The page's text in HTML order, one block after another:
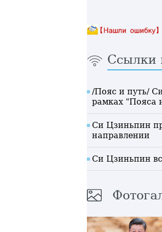
Ссылки
/Пояс и путь/
рамках "Пояса
Си Цзиньпин
направлении
Си Цзиньпин